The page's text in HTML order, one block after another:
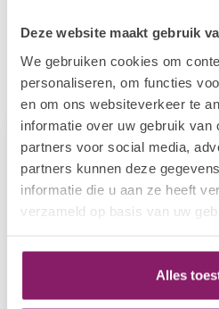
Deze website maakt gebruik
We gebruiken cookies om
personaliseren, om functies
en om ons websiteverkeer te
informatie over uw gebruik van
partners voor social media,
partners kunnen deze
informatie die u aan ze heeft
verzameld op basis van uw
Alles
Recently viewed
POLKADOTS